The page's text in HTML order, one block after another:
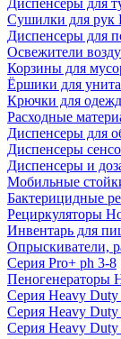
Диспенсеры для
Сушилки для рук
Диспенсеры для
Освежители
Корзины для
Ёршики для
Крючки для
Расходные
Диспенсеры для
Диспенсеры
Диспенсеры и
Мобильные
Бактерицидные
Рециркуляторы
Инвентарь для
Опрыскиватели,
Серия Pro+ ph 3-8
Пеногенераторы
Серия Heavy
Серия Heavy
Серия Heavy